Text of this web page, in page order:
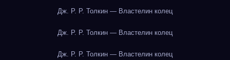
Дж. Р. Р. Толкин — Властелин колец
Дж. Р. Р. Толкин — Властелин колец
Дж. Р. Р. Толкин — Властелин колец